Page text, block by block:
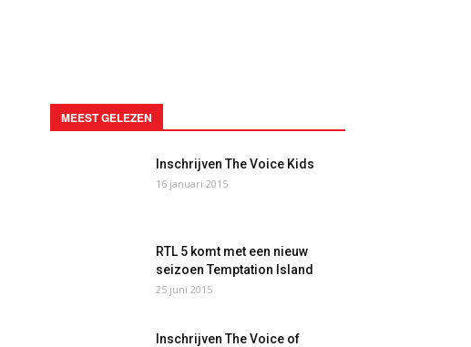
MEEST GELEZEN
Inschrijven The Voice Kids
16 januari 2015
RTL 5 komt met een nieuw
seizoen Temptation Island
25 juni 2015
Inschrijven The Voice of